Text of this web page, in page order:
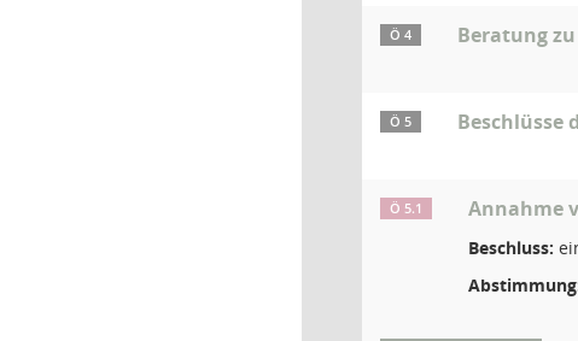
Ö 4 Beratung
Ö 5 Beschlüsse
Ö 5.1 Annahme
Beschluss: